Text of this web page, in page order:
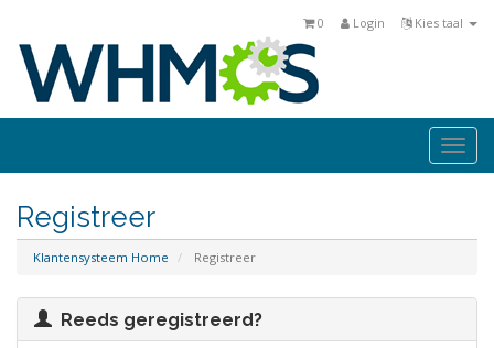
Kies taal
Login
0
Registreer
Klantensysteem Home Registreer
Reeds geregistreerd?